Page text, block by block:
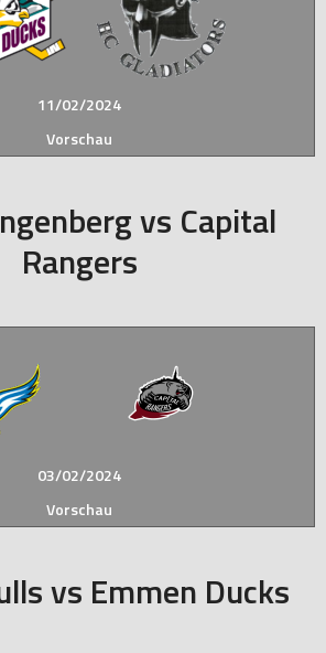
11/02/2024
Vorschau
vs Capital
Rangers
03/02/2024
Vorschau
vs Emmen Ducks